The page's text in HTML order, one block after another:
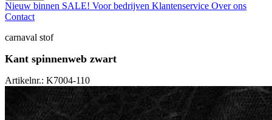
Nieuw binnen SALE! Voor bedrijven Klantenservice Over ons
Contact
carnaval stof
Kant spinnenweb zwart
Artikelnr.: K7004-110